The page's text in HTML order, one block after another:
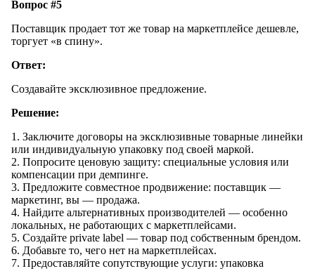
Вопрос #5
Поставщик продает тот же товар на маркетплейсе дешевле,
торгует «в спину».
Ответ:
Создавайте эксклюзивное предложение.
Решение:
1. Заключите договоры на эксклюзивные товарные линейки
или индивидуальную упаковку под своей маркой.
2. Попросите ценовую защиту: специальные условия или
компенсации при демпинге.
3. Предложите совместное продвижение: поставщик —
маркетинг, вы — продажа.
4. Найдите альтернативных производителей — особенно
локальных, не работающих с маркетплейсами.
5. Создайте private label — товар под собственным брендом.
6. Добавьте то, чего нет на маркетплейсах.
7. Предоставляйте сопутствующие услуги: упаковка